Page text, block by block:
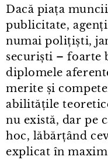
Dacă piața
publicitate, agenți
numai polițiști,
securiști – foarte
diplomele
merite și
abilitățile
nu există, dar pe
hoc, lăbărțând
explicat în maxim